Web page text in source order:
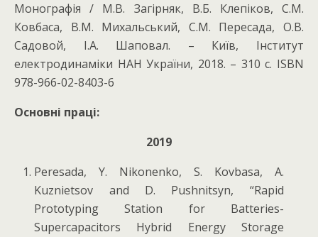
Монографія / М.В. Загірняк, В.Б. Клепіков, С.М.
Ковбаса, В.М. Михальський, С.М. Пересада, О.В.
Садовой, І.А. Шаповал. – Київ, Інститут
електродинаміки НАН України, 2018. – 310 с. ISBN
978-966-02-8403-6
Основні праці:
2019
Peresada, Y. Nikonenko, S. Kovbasa, A.
Kuznietsov and D. Pushnitsyn, “Rapid
Prototyping Station for Batteries-
Supercapacitors Hybrid Energy Storage